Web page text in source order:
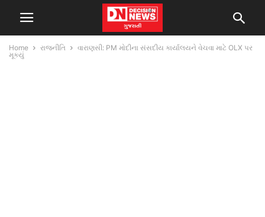
Home રાજનીતિ
વારાણસી: PM મોદીના સંસદીય કાર્યાલયને વેચવા માટે OLX પર
મૂક્યું